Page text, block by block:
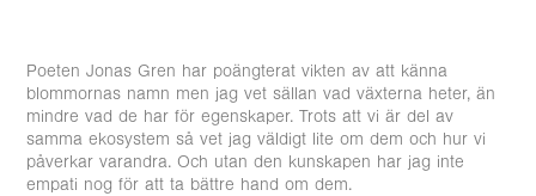
Poeten Jonas Gren har poängterat vikten av att känna
blommornas namn men jag vet sällan vad växterna heter, än
mindre vad de har för egenskaper. Trots att vi är del av
samma ekosystem så vet jag väldigt lite om dem och hur vi
påverkar varandra. Och utan den kunskapen har jag inte
empati nog för att ta bättre hand om dem.